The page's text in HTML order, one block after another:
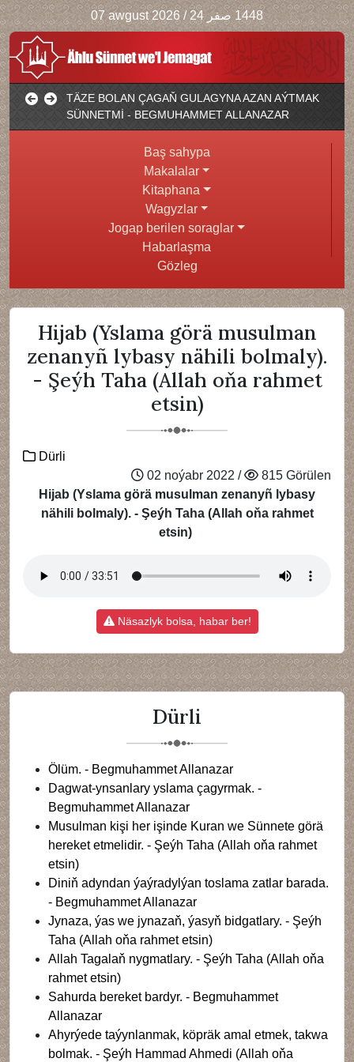
07 awgust 2026 / 1448 صفر 24
TÄZE BOLAN ÇAGAŇ GULAGYNA AZAN AÝTMAK
SÜNNETMİ - BEGMUHAMMET ALLANAZAR
Baş sahypa
Makalalar
Kitaphana
Wagyzlar
Jogap berilen soraglar
Habarlaşma
Gözleg
Hijab (Yslama görä musulman
zenanyñ lybasy nähili bolmaly).
- Şeýh Taha (Allah oňa rahmet
etsin)
Dürli
02 noýabr 2022 /
815 Görülen
Hijab (Yslama görä musulman zenanyñ lybasy
nähili bolmaly). - Şeýh Taha (Allah oňa rahmet
etsin)
Näsazlyk bolsa, habar ber!
Dürli
Ölüm. - Begmuhammet Allanazar
Dagwat-ynsanlary yslama çagyrmak. -
Begmuhammet Allanazar
Musulman kişi her işinde Kuran we Sünnete görä
hereket etmelidir. - Şeýh Taha (Allah oňa rahmet
etsin)
Diniň adyndan ýaýradylýan toslama zatlar barada.
- Begmuhammet Allanazar
Jynaza, ýas we jynazaň, ýasyň bidgatlary. - Şeýh
Taha (Allah oňa rahmet etsin)
Allah Tagalaň nygmatlary. - Şeýh Taha (Allah oňa
rahmet etsin)
Sahurda bereket bardyr. - Begmuhammet
Allanazar
Ahyrýede taýynlanmak, köpräk amal etmek, takwa
bolmak. - Şeýh Hammad Ahmedi (Allah oňa